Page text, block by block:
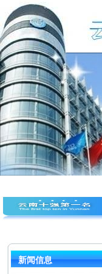
新闻信息